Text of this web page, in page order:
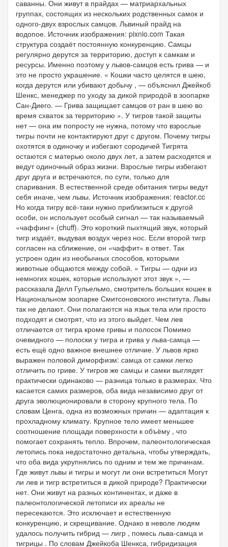
саванны. Они живут в прайдах — матриархальных
группах, состоящих из нескольких родственных самок и
одного-двух взрослых самцов. Львиный прайд на
водопое. Источник изображения: pixnio.com Такая
структура создаёт постоянную конкуренцию. Самцы
регулярно дерутся за территорию, доступ к самкам и
ресурсы. Именно поэтому у львов-самцов есть грива — и
это не просто украшение. « Кошки часто целятся в шею,
когда дерутся или убивают добычу , — объяснил Джейкоб
Шенкс, менеджер по уходу за дикой природой в зоопарке
Сан-Диего. — Грива защищает самцов от ран в шею во
время схваток за территорию ». У тигров такой защиты
нет — она им попросту не нужна, потому что взрослые
тигры почти не контактируют друг с другом. Почему тигры
охотятся в одиночку и избегают сородичей Тигрята
остаются с матерью около двух лет, а затем расходятся и
ведут одиночный образ жизни. Взрослые тигры избегают
друг друга и встречаются, по сути, только для
спаривания. В естественной среде обитания тигры ведут
себя иначе, чем львы. Источник изображения: reactor.cc
Но когда тигру всё-таки нужно приблизиться к другой
особи, он использует особый сигнал — так называемый
«чаффинг» (chuff). Это короткий пыхтящий звук, который
тигр издаёт, выдувая воздух через нос. Если второй тигр
согласен на сближение, он «чаффит» в ответ. Так
устроен один из необычных способов, которыми
животные общаются между собой. « Тигры — одни из
немногих кошек, которые используют этот звук », —
рассказала Делл Гульельмо, смотритель больших кошек в
Национальном зоопарке Смитсоновского института. Львы
так не делают. Они полагаются на язык тела или просто
подходят и смотрят, что из этого выйдет. Чем лев
отличается от тигра кроме гривы и полосок Помимо
очевидного — полоски у тигра и грива у льва-самца —
есть ещё одно важное внешнее отличие. У львов ярко
выражен половой диморфизм: самца от самки легко
отличить по гриве. У тигров же самцы и самки выглядят
практически одинаково — разница только в размерах. Что
касается самих размеров, оба вида независимо друг от
друга эволюционировали в сторону крупного тела. По
словам Ценга, одна из возможных причин — адаптация к
прохладному климату. Крупное тело имеет меньшее
соотношение площади поверхности к объёму , что
помогает сохранять тепло. Впрочем, палеонтологическая
летопись пока недостаточно детальна, чтобы утверждать,
что оба вида укрупнялись по одним и тем же причинам.
Где живут львы и тигры и могут ли они встретиться Могут
ли лев и тигр встретиться в дикой природе? Практически
нет. Они живут на разных континентах, и даже в
палеонтологической летописи их ареалы не
пересекаются. Это исключает и естественную
конкуренцию, и скрещивание. Однако в неволе людям
удалось получить гибрид — лигр , помесь льва-самца и
тигрицы . По словам Джейкоба Шенкса, гибридизация